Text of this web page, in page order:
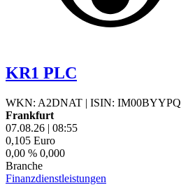
KR1 PLC
WKN: A2DNAT | ISIN:
Frankfurt
07.08.26 | 08:55
0,105 Euro
0,00 % 0,000
Branche
Finanzdienstleistungen